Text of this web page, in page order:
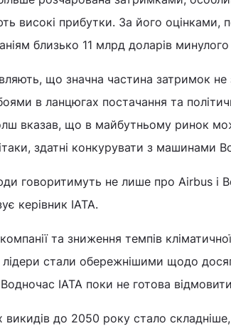
високі прибутки. За його оцінками,
близько 11 млрд доларів
що значна частина затримок не
в ланцюгах постачання та
вказав, що в майбутньому ринок
здатні конкурувати з машинами
говоритимуть не лише про Airbus і
керівник IATA.
та зниження темпів
лідери стали обережнішими щодо
IATA поки не готова
до 2050 року стало